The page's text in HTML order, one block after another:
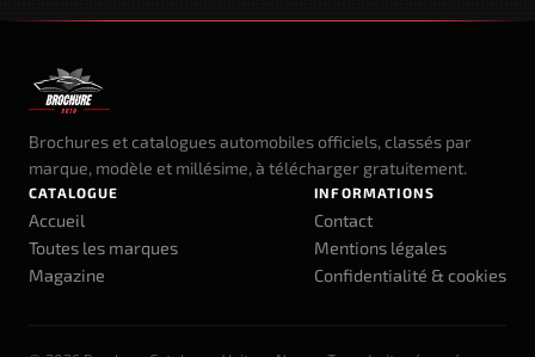
Brochures et catalogues automobiles officiels, classés par
marque, modèle et millésime, à télécharger gratuitement.
CATALOGUE
Accueil
Toutes les marques
Magazine
INFORMATIONS
Contact
Mentions légales
Confidentialité & cookies